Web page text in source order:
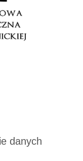
danych